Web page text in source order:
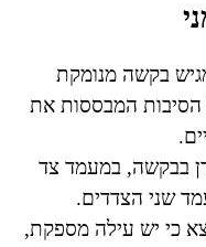
בקשה מנומקת
הסיבות המבססות את
בבקשה, במעמד צד
שני הצדדים.
כי יש עילה מספקת,